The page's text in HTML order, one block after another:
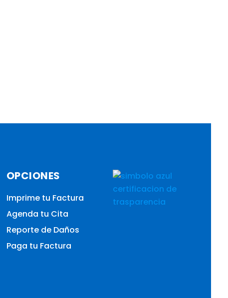
OPCIONES
Imprime tu Factura
Agenda tu Cita
Reporte de Daños
Paga tu Factura